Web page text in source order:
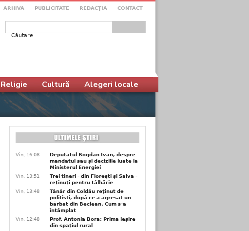
ARHIVA PUBLICITATE REDACŢIA CONTACT
Formular de căutare
Religie Cultură Alegeri locale
Vin, 16:08
Deputatul Bogdan Ivan, despre
mandatul său și deciziile luate la
Ministerul Energiei
Vin, 13:51
Trei tineri - din Florești și Salva -
reținuți pentru tâlhărie
Vin, 13:48
Tânăr din Coldău reținut de
polițiști, după ce a agresat un
bărbat din Beclean. Cum s-a
întâmplat
Vin, 12:48
Prof. Antonia Bora: Prima ieșire
din spațiul rural